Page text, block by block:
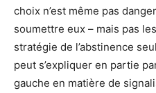
choix n’est même pas
soumettre eux – mais pas
stratégie de l’abstinence
peut s’expliquer en partie
gauche en matière de